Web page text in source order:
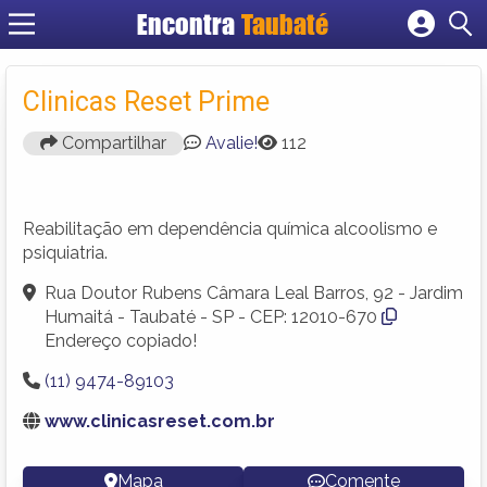
EncontraTaubaté
Cadastrar empresa
Criar conta
Clinicas Reset Prime
Compartilhar Avalie! 112
Reabilitação em dependência química alcoolismo e
psiquiatria.
Rua Doutor Rubens Câmara Leal Barros, 92 - Jardim
Humaitá - Taubaté - SP - CEP: 12010-670
Endereço copiado!
(11) 9474-89103
www.clinicasreset.com.br
Mapa Comente